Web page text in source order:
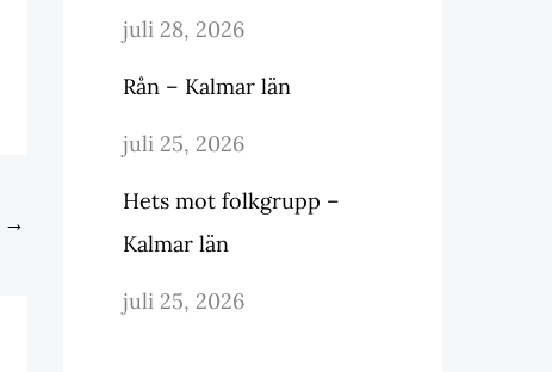
→
juli 28, 2026
Rån – Kalmar län
juli 25, 2026
Hets mot folkgrupp –
Kalmar län
juli 25, 2026